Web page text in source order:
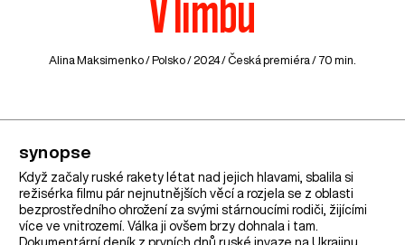
V limbu
Alina Maksimenko / Polsko/ 2024 / Česká premiéra / 70 min.
synopse
Když začaly ruské rakety létat nad jejich hlavami, sbalila si
režisérka filmu pár nejnutnějších věcí a rozjela se z oblasti
bezprostředního ohrožení za svými stárnoucími rodiči, žijícími
více ve vnitrozemí. Válka ji ovšem brzy dohnala i tam.
Dokumentární deník z prvních dnů ruské invaze na Ukrajinu